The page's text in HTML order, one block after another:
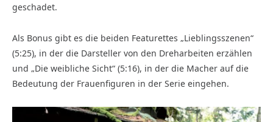
geschadet.
Als Bonus gibt es die beiden Featurettes „Lieblingsszenen“
(5:25), in der die Darsteller von den Dreharbeiten erzählen
und „Die weibliche Sicht“ (5:16), in der die Macher auf die
Bedeutung der Frauenfiguren in der Serie eingehen.